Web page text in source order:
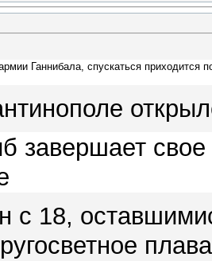
Ганнибала, спускаться приходится
завершает
с 18,